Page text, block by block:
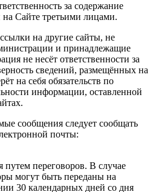
за содержание
Сайте третьими лицами.
на другие сайты, не
и принадлежащие
не несёт ответственности за
сведений, размещённых на
на себя обязательств по
информации, оставленной
сообщения следует сообщать
почты:
переговоров. В случае
могут быть переданы на
30 календарных дней со дня